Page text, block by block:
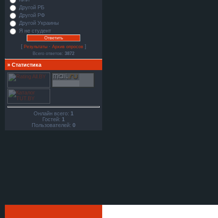
Другой РБ
Другой РФ
Другой Украины
Я не студент
[ Результаты · Архив опросов ]
Всего ответов: 3872
» Статистика
Онлайн всего: 1
Гостей: 1
Пользователей: 0